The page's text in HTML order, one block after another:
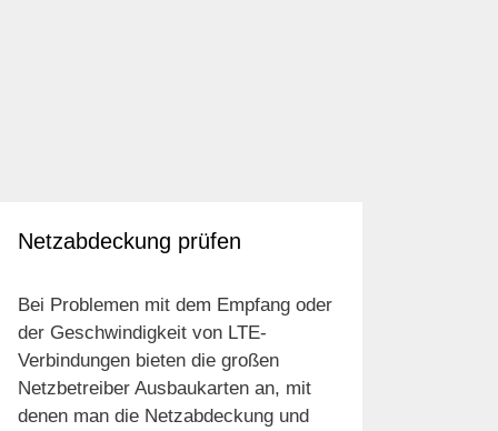
Netzabdeckung prüfen
Bei Problemen mit dem Empfang oder
der Geschwindigkeit von LTE-
Verbindungen bieten die großen
Netzbetreiber Ausbaukarten an, mit
denen man die Netzabdeckung und